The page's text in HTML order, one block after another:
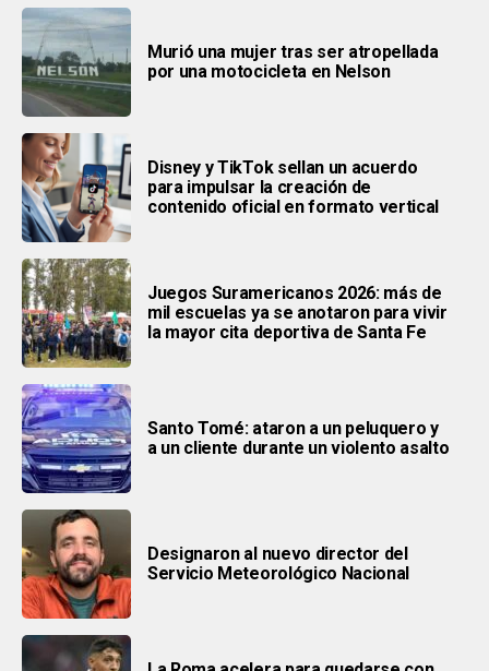
Murió una mujer tras ser atropellada
por una motocicleta en Nelson
Disney y TikTok sellan un acuerdo
para impulsar la creación de
contenido oficial en formato vertical
Juegos Suramericanos 2026: más de
mil escuelas ya se anotaron para vivir
la mayor cita deportiva de Santa Fe
Santo Tomé: ataron a un peluquero y
a un cliente durante un violento asalto
Designaron al nuevo director del
Servicio Meteorológico Nacional